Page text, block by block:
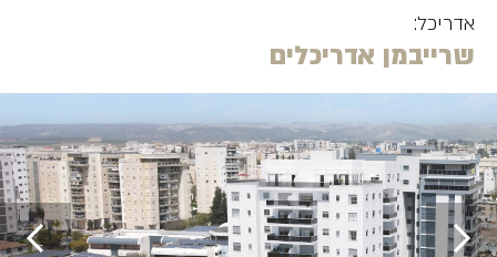
אדריכל:
שרייבמן אדריכלים